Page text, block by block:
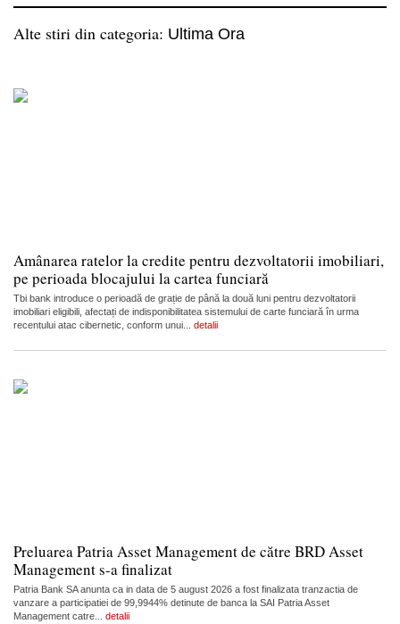
Alte stiri din categoria: Ultima Ora
Amânarea ratelor la credite pentru dezvoltatorii imobiliari,
pe perioada blocajului la cartea funciară
Tbi bank introduce o perioadă de grație de până la două luni pentru dezvoltatorii
imobiliari eligibili, afectați de indisponibilitatea sistemului de carte funciară în urma
recentului atac cibernetic, conform unui... detalii
Preluarea Patria Asset Management de către BRD Asset
Management s-a finalizat
Patria Bank SA anunta ca in data de 5 august 2026 a fost finalizata tranzactia de
vanzare a participatiei de 99,9944% detinute de banca la SAI Patria Asset
Management catre... detalii